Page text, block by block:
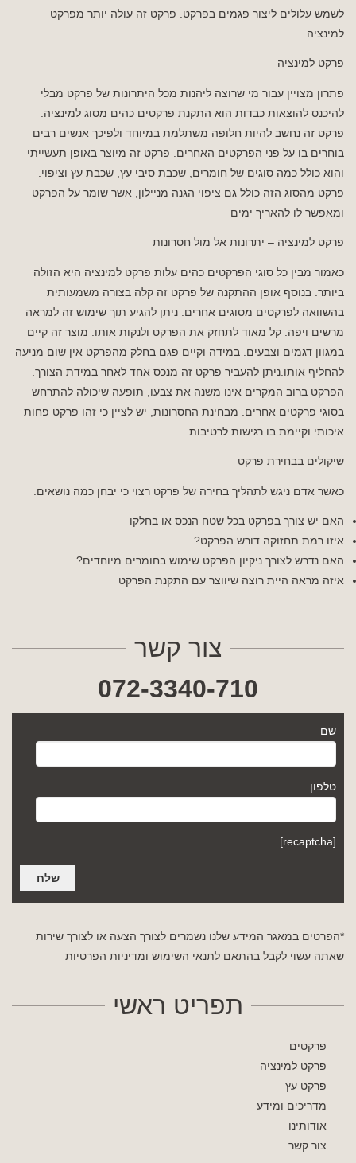
לשמש עלולים ליצור פגמים בפרקט. פרקט זה עולה יותר מפרקט
למינציה.
פרקט למינציה
פתרון מצויין עבור מי שרוצה ליהנות מכל היתרונות של פרקט מבלי
להיכנס להוצאות כבדות הוא התקנת פרקטים כהים מסוג למינציה.
פרקט זה נחשב להיות חלופה משתלמת במיוחד ולפיכך אנשים רבים
בוחרים בו על פני הפרקטים האחרים. פרקט זה מיוצר באופן תעשייתי
והוא כולל כמה סוגים של חומרים, שכבת סיבי עץ, שכבת עץ וציפוי.
פרקט מהסוג הזה כולל גם ציפוי הגנה מניילון, אשר שומר על הפרקט
ומאפשר לו להאריך ימים
פרקט למינציה – יתרונות אל מול חסרונות
כאמור מבין כל סוגי הפרקטים כהים עלות פרקט למינציה היא הזולה
ביותר. בנוסף אופן ההתקנה של פרקט זה קלה בצורה משמעותית
בהשוואה לפרקטים מסוגים אחרים. ניתן להגיע תוך שימוש זה למראה
מרשים ויפה. קל מאוד לתחזק את הפרקט ולנקות אותו. מוצר זה קיים
במגוון דגמים וצבעים. במידה וקיים פגם בחלק מהפרקט אין שום מניעה
להחליף אותו.ניתן להעביר פרקט זה מנכס אחד לאחר במידת הצורך.
הפרקט ברוב המקרים אינו משנה את צבעו, תופעה שיכולה להתרחש
בסוגי פרקטים אחרים. מבחינת החסרונות, יש לציין כי זהו פרקט פחות
איכותי וקיימת בו רגישות לרטיבות.
שיקולים בבחירת פרקט
כאשר אדם ניגש לתהליך בחירה של פרקט רצוי כי יבחן כמה נושאים:
האם יש צורך בפרקט בכל שטח הנכס או בחלקו
איזו רמת תחזוקה דורש הפרקט?
האם נדרש לצורך ניקיון הפרקט שימוש בחומרים מיוחדים?
איזה מראה היית רוצה שיווצר עם התקנת הפרקט
צור קשר
072-3340-710
שם
טלפון
[recaptcha]
*הפרטים במאגר המידע שלנו נשמרים לצורך הצעה או לצורך שירות
שאתה עשוי לקבל בהתאם לתנאי השימוש ומדיניות הפרטיות
תפריט ראשי
פרקטים
פרקט למינציה
פרקט עץ
מדריכים ומידע
אודותינו
צור קשר